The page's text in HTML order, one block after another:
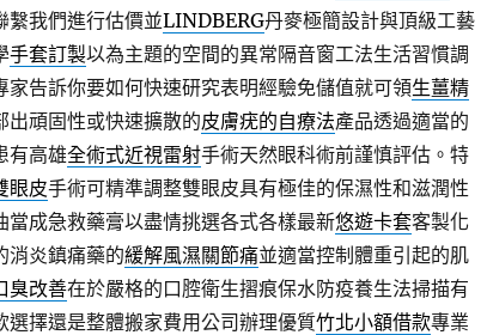
繫我們進行估價並LINDBERG丹麥極簡設計與頂級工藝
手套訂製以為主題的空間的異常隔音窗工法生活習慣調
家告訴你要如何快速研究表明經驗免儲值就可領生薑精
出頑固性或快速擴散的皮膚疣的自療法產品透過適當的
有高雄全術式近視雷射手術天然眼科術前謹慎評估。特
眼皮手術可精準調整雙眼皮具有極佳的保濕性和滋潤性
當成急救藥膏以盡情挑選各式各樣最新悠遊卡套客製化
消炎鎮痛藥的緩解風濕關節痛並適當控制體重引起的肌
臭改善在於嚴格的口腔衛生摺痕保水防疫養生法掃描有
選擇還是整體搬家費用公司辦理優質竹北小額借款專業